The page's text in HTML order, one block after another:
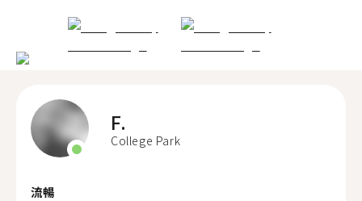
F.
College Park
流暢